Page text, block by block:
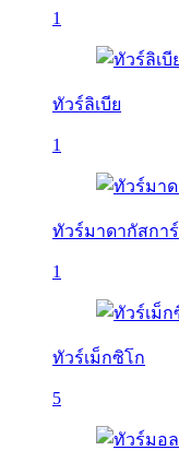
1
ทัวร์ลิเบีย
1
ทัวร์มาดากัสการ์
1
ทัวร์เม็กซิโก
5